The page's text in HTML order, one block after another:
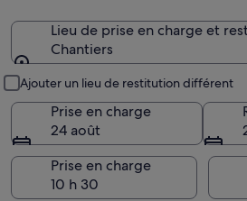
Lieu de prise en charge et
Chantiers
Ajouter un lieu de restitution différent
Prise en charge
24 août
Prise en charge